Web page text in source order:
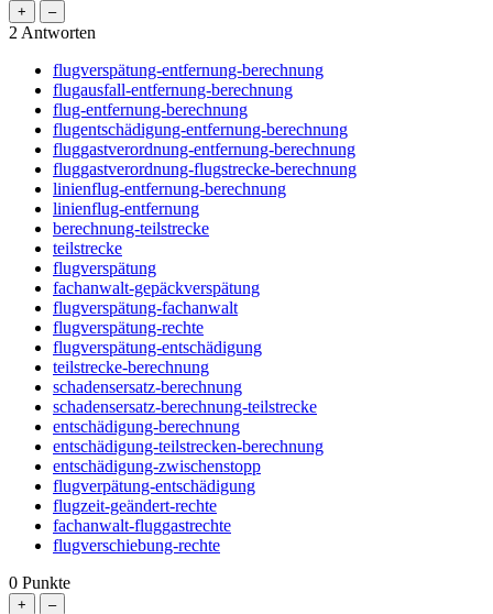
2 Antworten
flugverspätung-entfernung-berechnung
flugausfall-entfernung-berechnung
flug-entfernung-berechnung
flugentschädigung-entfernung-berechnung
fluggastverordnung-entfernung-berechnung
fluggastverordnung-flugstrecke-berechnung
linienflug-entfernung-berechnung
linienflug-entfernung
berechnung-teilstrecke
teilstrecke
flugverspätung
fachanwalt-gepäckverspätung
flugverspätung-fachanwalt
flugverspätung-rechte
flugverspätung-entschädigung
teilstrecke-berechnung
schadensersatz-berechnung
schadensersatz-berechnung-teilstrecke
entschädigung-berechnung
entschädigung-teilstrecken-berechnung
entschädigung-zwischenstopp
flugverpätung-entschädigung
flugzeit-geändert-rechte
fachanwalt-fluggastrechte
flugverschiebung-rechte
0 Punkte